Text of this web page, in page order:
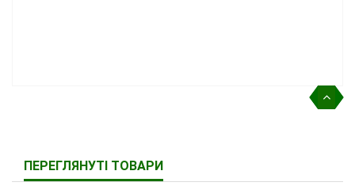
ПЕРЕГЛЯНУТІ ТОВАРИ